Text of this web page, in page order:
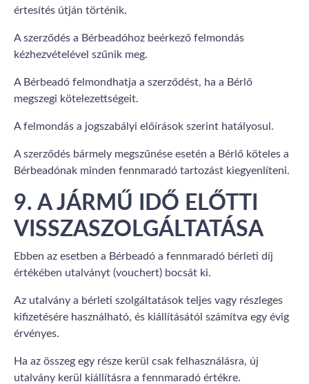
értesítés útján történik.
A szerződés a Bérbeadóhoz beérkező felmondás
kézhezvételével szűnik meg.
A Bérbeadó felmondhatja a szerződést, ha a Bérlő
megszegi kötelezettségeit.
A felmondás a jogszabályi előírások szerint hatályosul.
A szerződés bármely megszűnése esetén a Bérlő köteles a
Bérbeadónak minden fennmaradó tartozást kiegyenlíteni.
9. A JÁRMŰ IDŐ ELŐTTI
VISSZASZOLGÁLTATÁSA
Ebben az esetben a Bérbeadó a fennmaradó bérleti díj
értékében utalványt (vouchert) bocsát ki.
Az utalvány a bérleti szolgáltatások teljes vagy részleges
kifizetésére használható, és kiállításától számítva egy évig
érvényes.
Ha az összeg egy része kerül csak felhasználásra, új
utalvány kerül kiállításra a fennmaradó értékre.